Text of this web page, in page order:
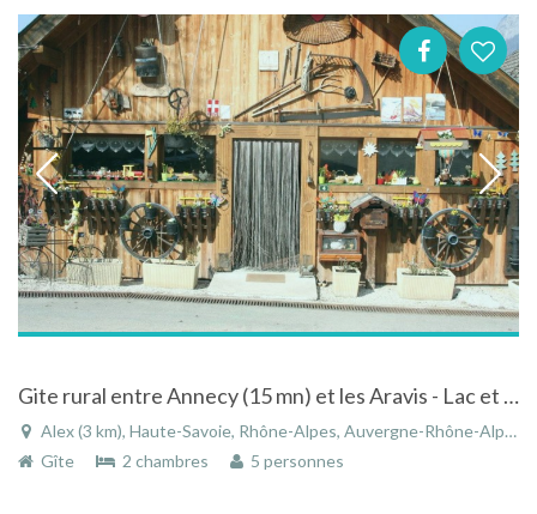
Gite rural entre Annecy (15 mn) et les Aravis - Lac et Montagne
Alex (3 km), Haute-Savoie, Rhône-Alpes, Auvergne-Rhône-Alpes, France
Gîte
2 chambres 5 personnes